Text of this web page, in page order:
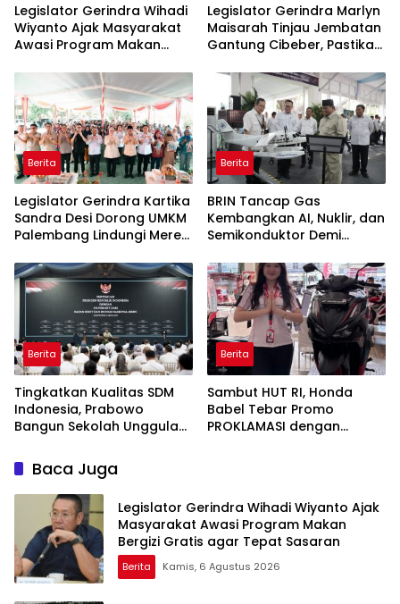
Legislator Gerindra Wihadi
Wiyanto Ajak Masyarakat
Awasi Program Makan
Sasaran
Legislator Gerindra Marlyn
Maisarah Tinjau Jembatan
Gantung Cibeber, Pastikan
Berita
Legislator Gerindra Kartika
Sandra Desi Dorong UMKM
Palembang Lindungi Merek
Berita
BRIN Tancap Gas
Kembangkan AI, Nuklir, dan
Semikonduktor Demi
Indonesia
Berita
Tingkatkan Kualitas SDM
Indonesia, Prabowo
Bangun Sekolah Unggulan
Terbaik Dunia
Berita
Sambut HUT RI, Honda
Babel Tebar Promo
PROKLAMASI dengan
Baca Juga
Legislator Gerindra Wihadi Wiyanto Ajak
Masyarakat Awasi Program Makan
Bergizi Gratis agar Tepat Sasaran
Berita Kamis, 6 Agustus 2026